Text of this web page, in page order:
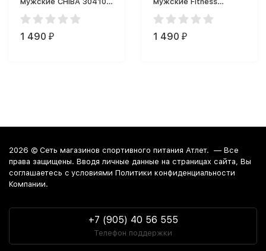
Athletic перчатки
(черные)
1 490 ₽
Formula Перчатки
черные
1 490 ₽
2026 © Сеть магазинов спортивного питания Атлет. — Все
права защищены. Вводя личные данные на страницах сайта, Вы
соглашаетесь c условиями Политики конфиденциальности
Компании.
+7 (905) 40 56 555
Телефон поддержки